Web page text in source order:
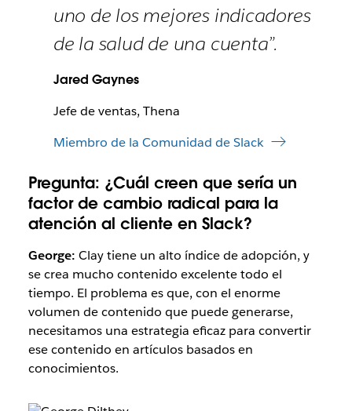
uno de los mejores indicadores
de la salud de una cuenta”.
Jared Gaynes
Jefe de ventas, Thena
Miembro de la Comunidad de Slack
Pregunta: ¿Cuál creen que sería un
factor de cambio radical para la
atención al cliente en Slack?
George: Clay tiene un alto índice de adopción, y
se crea mucho contenido excelente todo el
tiempo. El problema es que, con el enorme
volumen de contenido que puede generarse,
necesitamos una estrategia eficaz para convertir
ese contenido en artículos basados en
conocimientos.